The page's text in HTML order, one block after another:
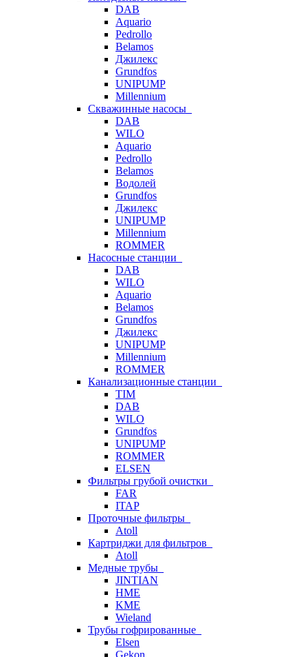
DAB
Aquario
Pedrollo
Belamos
Джилекс
Grundfos
UNIPUMP
Millennium
Скважинные насосы
DAB
WILO
Aquario
Pedrollo
Belamos
Водолей
Grundfos
Джилекс
UNIPUMP
Millennium
ROMMER
Насосные станции
DAB
WILO
Aquario
Belamos
Grundfos
Джилекс
UNIPUMP
Millennium
ROMMER
Канализационные станции
TIM
DAB
WILO
Grundfos
UNIPUMP
ROMMER
ELSEN
Фильтры грубой очистки
FAR
ITAP
Проточные фильтры
Atoll
Картриджи для фильтров
Atoll
Медные трубы
JINTIAN
HME
KME
Wieland
Трубы гофрированные
Elsen
Gekon